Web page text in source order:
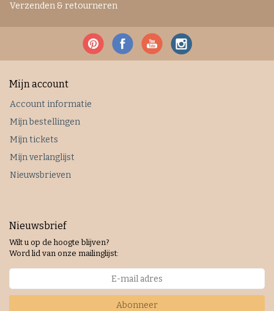
Verzenden & retourneren
Mijn account
Account informatie
Mijn bestellingen
Mijn tickets
Mijn verlanglijst
Nieuwsbrieven
Nieuwsbrief
Wilt u op de hoogte blijven?
Word lid van onze mailinglijst:
Abonneer